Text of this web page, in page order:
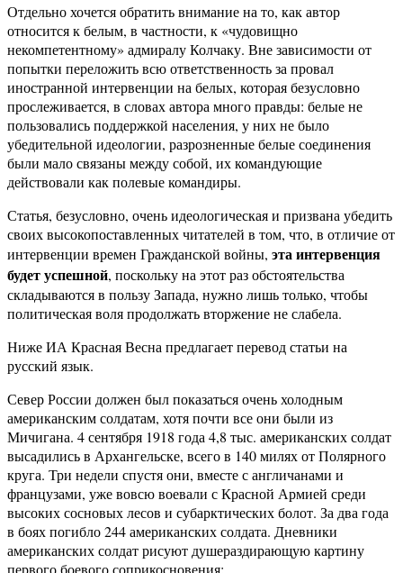
Отдельно хочется обратить внимание на то, как автор
относится к белым, в частности, к «чудовищно
некомпетентному» адмиралу Колчаку. Вне зависимости от
попытки переложить всю ответственность за провал
иностранной интервенции на белых, которая безусловно
прослеживается, в словах автора много правды: белые не
пользовались поддержкой населения, у них не было
убедительной идеологии, разрозненные белые соединения
были мало связаны между собой, их командующие
действовали как полевые командиры.
Статья, безусловно, очень идеологическая и призвана убедить
своих высокопоставленных читателей в том, что, в отличие от
интервенции времен Гражданской войны, эта интервенция
будет успешной, поскольку на этот раз обстоятельства
складываются в пользу Запада, нужно лишь только, чтобы
политическая воля продолжать вторжение не слабела.
Ниже ИА Красная Весна предлагает перевод статьи на
русский язык.
Север России должен был показаться очень холодным
американским солдатам, хотя почти все они были из
Мичигана. 4 сентября 1918 года 4,8 тыс. американских солдат
высадились в Архангельске, всего в 140 милях от Полярного
круга. Три недели спустя они, вместе с англичанами и
французами, уже вовсю воевали с Красной Армией среди
высоких сосновых лесов и субарктических болот. За два года
в боях погибло 244 американских солдата. Дневники
американских солдат рисуют душераздирающую картину